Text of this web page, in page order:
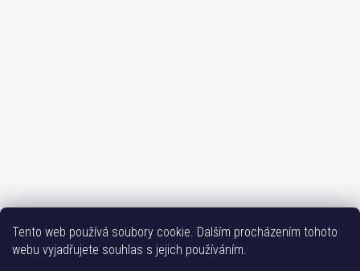
Tento web používá soubory cookie. Dalším procházením tohoto
webu vyjadřujete souhlas s jejich používáním.